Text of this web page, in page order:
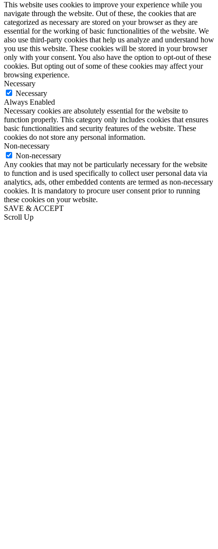
This website uses cookies to improve your experience while you
navigate through the website. Out of these, the cookies that are
categorized as necessary are stored on your browser as they are
essential for the working of basic functionalities of the website. We
also use third-party cookies that help us analyze and understand how
you use this website. These cookies will be stored in your browser
only with your consent. You also have the option to opt-out of these
cookies. But opting out of some of these cookies may affect your
browsing experience.
Necessary
Necessary
Always Enabled
Necessary cookies are absolutely essential for the website to
function properly. This category only includes cookies that ensures
basic functionalities and security features of the website. These
cookies do not store any personal information.
Non-necessary
Non-necessary
Any cookies that may not be particularly necessary for the website
to function and is used specifically to collect user personal data via
analytics, ads, other embedded contents are termed as non-necessary
cookies. It is mandatory to procure user consent prior to running
these cookies on your website.
SAVE & ACCEPT
Scroll Up